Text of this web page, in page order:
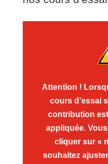
Attention !
cours d’essai
contribution
appliquée.
cliquer sur «
souhaitez